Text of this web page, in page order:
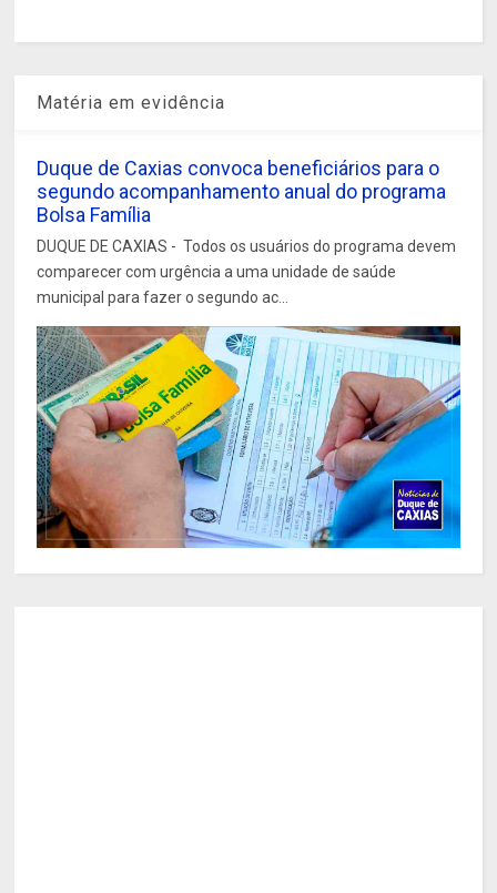
Matéria em evidência
Duque de Caxias convoca beneficiários para o
segundo acompanhamento anual do programa
Bolsa Família
DUQUE DE CAXIAS - Todos os usuários do programa devem
comparecer com urgência a uma unidade de saúde
municipal para fazer o segundo ac...